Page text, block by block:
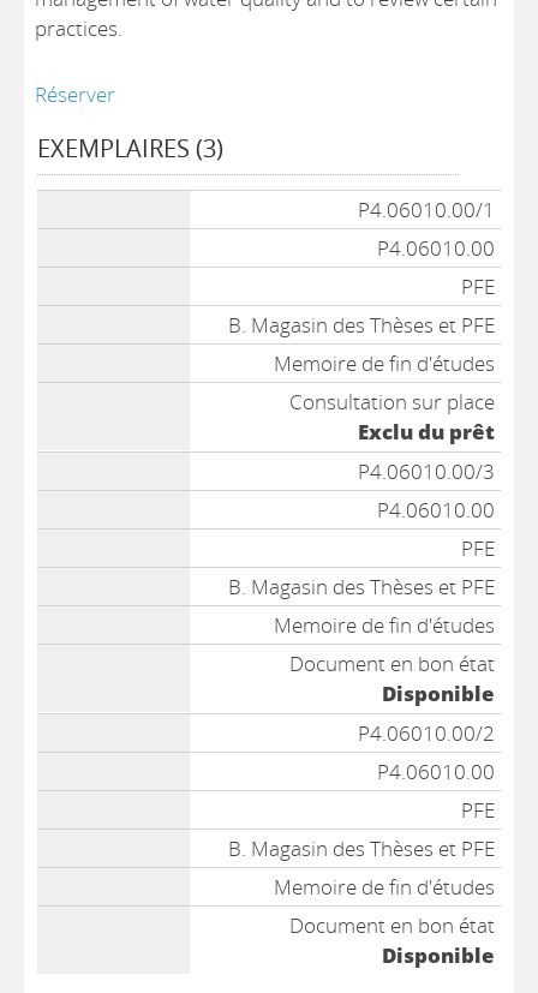
practices.
Réserver
EXEMPLAIRES (3)
P4.06010.00/1
P4.06010.00
PFE
B. Magasin des Thèses et PFE
Memoire de fin d'études
Consultation sur place
Exclu du prêt
P4.06010.00/3
P4.06010.00
PFE
B. Magasin des Thèses et PFE
Memoire de fin d'études
Document en bon état
Disponible
P4.06010.00/2
P4.06010.00
PFE
B. Magasin des Thèses et PFE
Memoire de fin d'études
Document en bon état
Disponible